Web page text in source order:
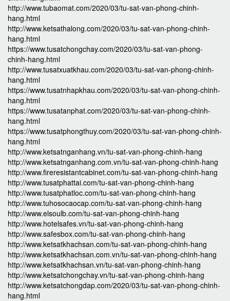
http://www.tubaomat.com/2020/03/tu-sat-van-phong-chinh-
hang.html
http://www.ketsathalong.com/2020/03/tu-sat-van-phong-chinh-
hang.html
https://www.tusatchongchay.com/2020/03/tu-sat-van-phong-
chinh-hang.html
http://www.tusatxuatkhau.com/2020/03/tu-sat-van-phong-chinh-
hang.html
https://www.tusatnhapkhau.com/2020/03/tu-sat-van-phong-chinh-
hang.html
https://www.tusatanphat.com/2020/03/tu-sat-van-phong-chinh-
hang.html
https://www.tusatphongthuy.com/2020/03/tu-sat-van-phong-chinh-
hang.html
http://www.ketsatnganhang.vn/tu-sat-van-phong-chinh-hang
http://www.ketsatnganhang.com.vn/tu-sat-van-phong-chinh-hang
http://www.fireresistantcabinet.com/tu-sat-van-phong-chinh-hang
http://www.tusatphattai.com/tu-sat-van-phong-chinh-hang
http://www.tusatphatloc.com/tu-sat-van-phong-chinh-hang
http://www.tuhosocaocap.com/tu-sat-van-phong-chinh-hang
http://www.elsoulb.com/tu-sat-van-phong-chinh-hang
http://www.hotelsafes.vn/tu-sat-van-phong-chinh-hang
http://www.safesbox.com/tu-sat-van-phong-chinh-hang
http://www.ketsatkhachsan.com/tu-sat-van-phong-chinh-hang
http://www.ketsatkhachsan.com.vn/tu-sat-van-phong-chinh-hang
http://www.ketsatkhachsan.vn/tu-sat-van-phong-chinh-hang
http://www.ketsatchongchay.vn/tu-sat-van-phong-chinh-hang
http://www.ketsatchongdap.com/2020/03/tu-sat-van-phong-chinh-
hang.html